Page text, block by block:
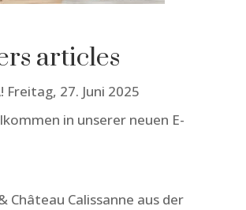
articles
Freitag, 27. Juni 2025
in unserer neuen E-
Château Calissanne aus der